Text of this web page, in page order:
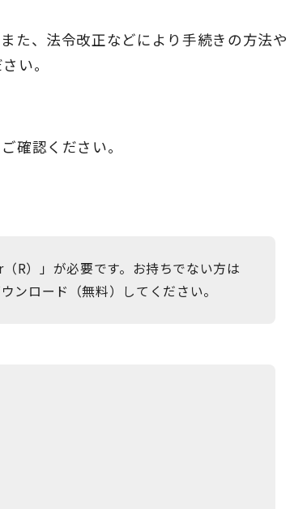
た、法令改正などにより手続きの方法や
い。
確認ください。
R）」が必要です。お持ちでない方は
ンロード（無料）してください。